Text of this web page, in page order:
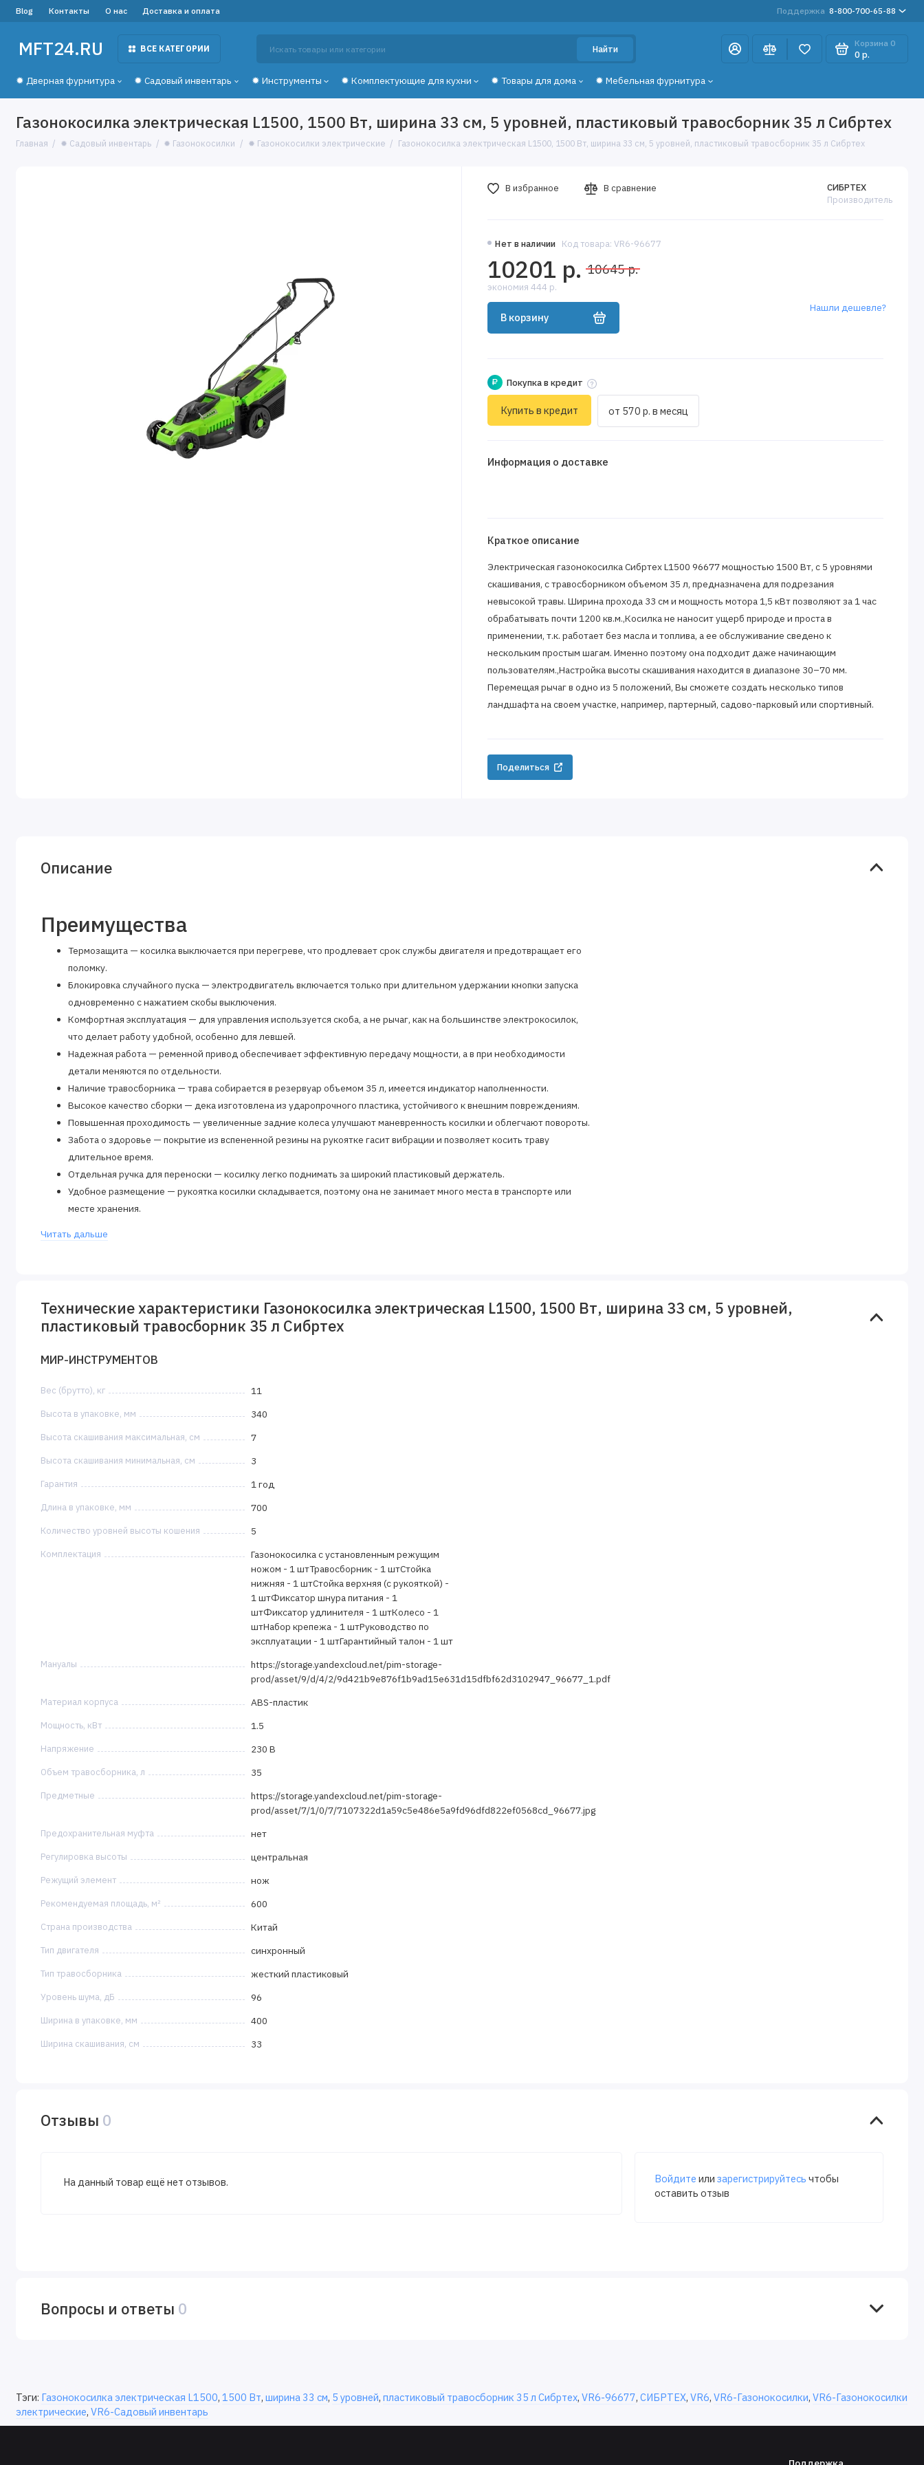
Blog Контакты О нас Доставка и оплата Поддержка 8-800-700-65-88
MFT24.RU ВСЕ КАТЕГОРИИ Найти
Корзина 0
0 р.
✹ Дверная фурнитура ✹ Садовый инвентарь ✹ Инструменты ✹ Комплектующие для кухни ✹ Товары для дома ✹ Мебельная фурнитура
Газонокосилка электрическая L1500, 1500 Вт, ширина 33 см, 5 уровней, пластиковый травосборник 35 л Сибртех
Главная ✹ Садовый инвентарь ✹ Газонокосилки ✹ Газонокосилки электрические Газонокосилка электрическая L1500, 1500 Вт, ширина 33 см, 5 уровней, пластиковый травосборник 35 л Сибртех
Нет в наличии Код товара: VR6-96677
СИБРТЕХ
Производитель
10201 р. 10645 р.
экономия 444 р.
В корзину
Нашли дешевле?
В избранное В сравнение
₽ Покупка в кредит
Купить в кредит от 570 р. в месяц
Информация о доставке
Краткое описание
Электрическая газонокосилка Сибртех L1500 96677 мощностью 1500 Вт, с 5 уровнями
скашивания, с травосборником объемом 35 л, предназначена для подрезания
невысокой травы. Ширина прохода 33 см и мощность мотора 1,5 кВт позволяют за 1 час
обрабатывать почти 1200 кв.м.,Косилка не наносит ущерб природе и проста в
применении, т.к. работает без масла и топлива, а ее обслуживание сведено к
нескольким простым шагам. Именно поэтому она подходит даже начинающим
пользователям.,Настройка высоты скашивания находится в диапазоне 30–70 мм.
Перемещая рычаг в одно из 5 положений, Вы сможете создать несколько типов
ландшафта на своем участке, например, партерный, садово-парковый или спортивный.
Поделиться
Описание
Преимущества
Термозащита — косилка выключается при перегреве, что продлевает срок службы двигателя и предотвращает его
поломку.
Блокировка случайного пуска — электродвигатель включается только при длительном удержании кнопки запуска
одновременно с нажатием скобы выключения.
Комфортная эксплуатация — для управления используется скоба, а не рычаг, как на большинстве электрокосилок,
что делает работу удобной, особенно для левшей.
Надежная работа — ременной привод обеспечивает эффективную передачу мощности, а в при необходимости
детали меняются по отдельности.
Наличие травосборника — трава собирается в резервуар объемом 35 л, имеется индикатор наполненности.
Высокое качество сборки — дека изготовлена из ударопрочного пластика, устойчивого к внешним повреждениям.
Повышенная проходимость — увеличенные задние колеса улучшают маневренность косилки и облегчают повороты.
Забота о здоровье — покрытие из вспененной резины на рукоятке гасит вибрации и позволяет косить траву
длительное время.
Отдельная ручка для переноски — косилку легко поднимать за широкий пластиковый держатель.
Удобное размещение — рукоятка косилки складывается, поэтому она не занимает много места в транспорте или
месте хранения.
детали при необходимости замены.
Читать дальше
Технические характеристики Газонокосилка электрическая L1500, 1500 Вт, ширина 33 см, 5 уровней,
пластиковый травосборник 35 л Сибртех
МИР-ИНСТРУМЕНТОВ
Вес (брутто), кг 11
Высота в упаковке, мм 340
Высота скашивания максимальная, см 7
Высота скашивания минимальная, см 3
Гарантия 1 год
Длина в упаковке, мм 700
Количество уровней высоты кошения 5
Комплектация
Газонокосилка с установленным режущим
ножом - 1 штТравосборник - 1 штСтойка
нижняя - 1 штСтойка верхняя (с рукояткой) -
1 штФиксатор шнура питания - 1
штФиксатор удлинителя - 1 штКолесо - 1
штНабор крепежа - 1 штРуководство по
эксплуатации - 1 штГарантийный талон - 1 шт
Мануалы
https://storage.yandexcloud.net/pim-storage-
prod/asset/9/d/4/2/9d421b9e876f1b9ad15e631d15dfbf62d3102947_96677_1.pdf
Материал корпуса ABS-пластик
Мощность, кВт 1.5
Напряжение 230 В
Объем травосборника, л 35
Предметные
https://storage.yandexcloud.net/pim-storage-
prod/asset/7/1/0/7/7107322d1a59c5e486e5a9fd96dfd822ef0568cd_96677.jpg
Предохранительная муфта нет
Регулировка высоты центральная
Режущий элемент нож
Рекомендуемая площадь, м² 600
Страна производства Китай
Тип двигателя синхронный
Тип травосборника жесткий пластиковый
Уровень шума, дБ 96
Ширина в упаковке, мм 400
Ширина скашивания, см 33
Отзывы 0
На данный товар ещё нет отзывов. Войдите или зарегистрируйтесь чтобы
оставить отзыв
Вопросы и ответы 0
Тэги: Газонокосилка электрическая L1500, 1500 Вт, ширина 33 см, 5 уровней, пластиковый травосборник 35 л Сибртех, VR6-96677, СИБРТЕХ, VR6, VR6-Газонокосилки, VR6-Газонокосилки
электрические, VR6-Садовый инвентарь